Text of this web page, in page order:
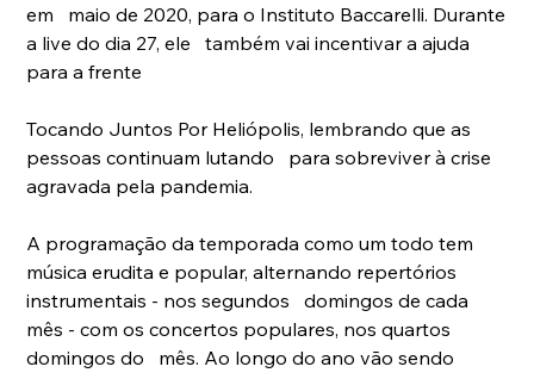
em   maio de 2020, para o Instituto Baccarelli. Durante
a live do dia 27, ele   também vai incentivar a ajuda
para a frente
Tocando Juntos Por Heliópolis, lembrando que as
pessoas continuam lutando   para sobreviver à crise
agravada pela pandemia.
A programação da temporada como um todo tem
música erudita e popular, alternando repertórios
instrumentais - nos segundos   domingos de cada
mês - com os concertos populares, nos quartos
domingos do   mês. Ao longo do ano vão sendo